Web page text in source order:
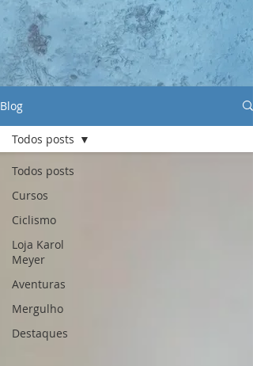
Blog
Todos posts
Cursos
Ciclismo
Loja Karol
Meyer
Aventuras
Mergulho
Destaques
Todos posts